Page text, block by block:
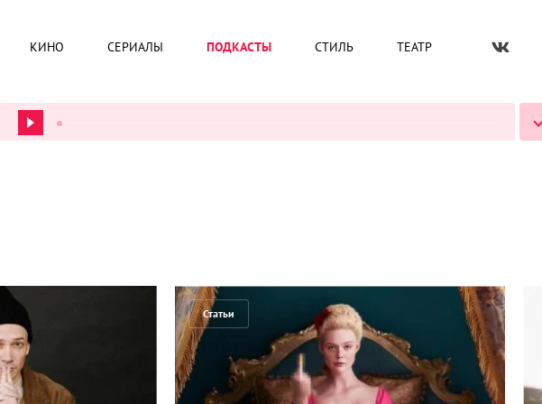
КИНО СЕРИАЛЫ ПОДКАСТЫ СТИЛЬ ТЕАТР
Статьи